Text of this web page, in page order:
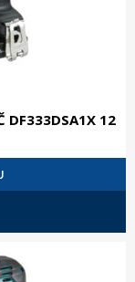
DF333DSA1X 12